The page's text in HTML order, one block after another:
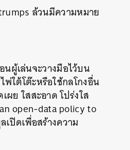
ล้วนมีความหมาย
ผู้เล่นจะวางมือไว้บน
ใต้โต๊ะหรือใช้กลโกงอื่น
ผย ใสสะอาด โปร่งใส
open-data policy to
ปิดเพื่อสร้างความ